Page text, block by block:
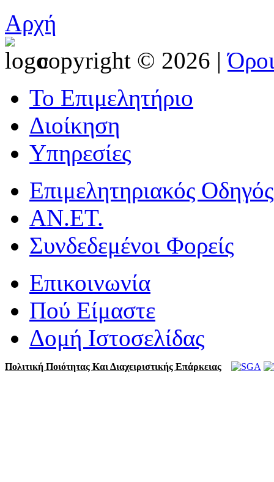
Αρχή
copyright © 2026 |
Το Επιμελητήριο
Διοίκηση
Υπηρεσίες
Επιμελητηριακός Οδηγός
ΑΝ.ΕΤ.
Συνδεδεμένοι Φορείς
Επικοινωνία
Πού Είμαστε
Δομή Ιστοσελίδας
Πολιτική Ποιότητας Και Διαχειριστικής Επάρκειας